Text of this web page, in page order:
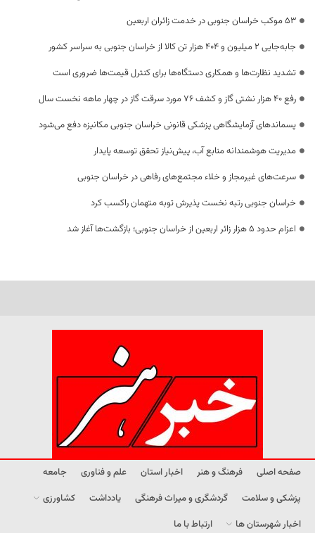
53 موکب خراسان جنوبی در خدمت زائران اربعین
جابه‌جایی 2 میلیون و 404 هزار تن کالا از خراسان جنوبی به سراسر کشور
تشدید نظارت‌ها و همکاری دستگاه‌ها برای کنترل قیمت‌ها ضروری است
رفع 40 هزار نشتی گاز و کشف 76 مورد سرقت گاز در چهار ماهه نخست سال
پسماندهای آزمایشگاهی پزشکی قانونی خراسان جنوبی مکانیزه دفع می‌شود
مدیریت هوشمندانه منابع آب، پیش‌نیاز تحقق توسعه پایدار
سرعت‌های غیرمجاز و خلاء مجتمع‌های رفاهی در خراسان جنوبی
خراسان جنوبی رتبه نخست پذیرش توبه متهمان راکسب کرد
اعزام حدود 5 هزار زائر اربعین از خراسان جنوبی؛ بازگشت‌ها آغاز شد
صفحه اصلی فرهنگ و هنر اخبار استان علم و فناوری
جامعه
پزشکی و سلامت
گردشگری و میراث فرهنگی یادداشت
کشاورزی
اخبار شهرستان ها
ارتباط با ما